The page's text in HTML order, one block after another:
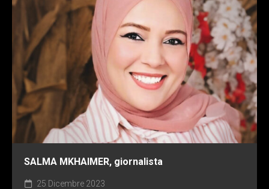
HEBA ZAGHOUT, pittrice, insegnante
16 Dicembre 2023
SALMA MKHAIMER, giornalista
25 Dicembre 2023